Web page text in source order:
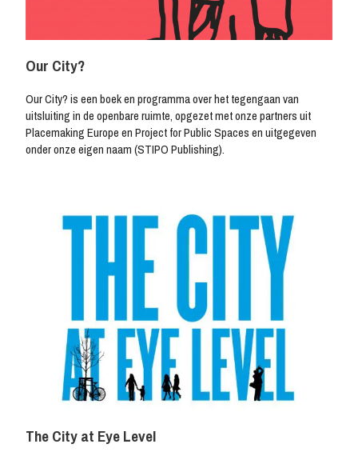
Our City?
Our City? is een boek en programma over het tegengaan van
uitsluiting in de openbare ruimte, opgezet met onze partners uit
Placemaking Europe en Project for Public Spaces en uitgegeven
onder onze eigen naam (STIPO Publishing).
The City at Eye Level